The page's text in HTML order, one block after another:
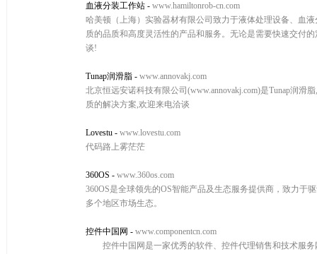
血液分装工作站 - www.hamiltonrob-cn.com
哈美顿（上海）实验器材有限公司致力于液体处理设备、血
质的品质和高度灵活性的产品和服务。无论是需要快速交付
谈!
Tunap润滑脂 - www.annovakj.com
北京恒远安诺科技有限公司(www.annovakj.com)是Tunap润滑
质的解决方案,欢迎来电洽谈
Lovestu - www.lovestu.com
代码路上雾茫茫
360OS - www.360os.com
360OS是全球领先的OS智能产品及生态服务提供商，致力于
多个地区市场生态。
控件中国网 - www.componentcn.com
控件中国网是一家优秀的软件、控件代理销售和技术服务